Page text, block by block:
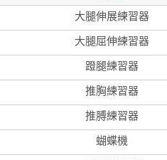
大腿伸展練習器
大腿屈伸練習器
蹬腿練習器
推胸練習器
推膊練習器
蝴蝶機